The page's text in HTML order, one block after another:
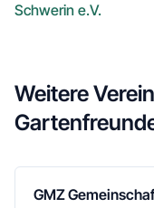
Schwerin e.V.
Weitere
GMZ